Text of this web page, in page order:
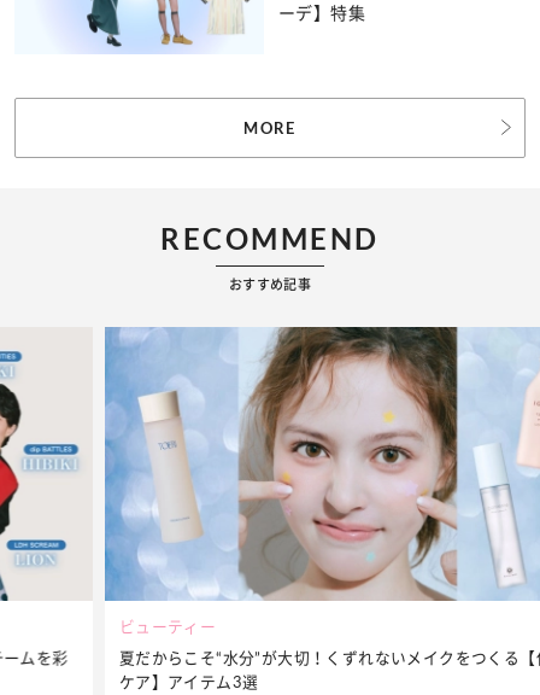
ーデ】特集
MORE
RECOMMEND
おすすめ記事
ビューティー
夏だからこそ“水分”が大切！くずれないメイクをつくる【保湿
ケア】アイテム3選